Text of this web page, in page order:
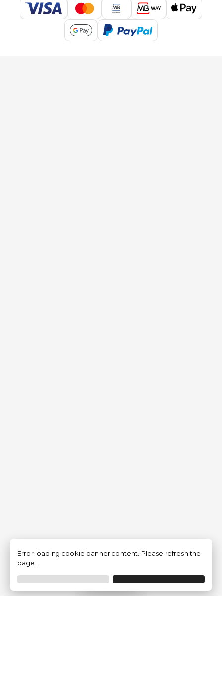
Filtrar
Error loading cookie banner content. Please refresh the
page.